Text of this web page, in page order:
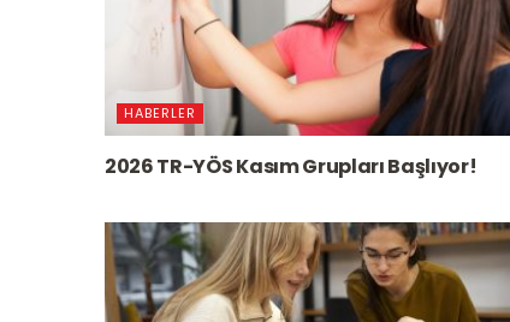
HABERLER
2026 TR-YÖS Kasım Grupları Başlıyor!